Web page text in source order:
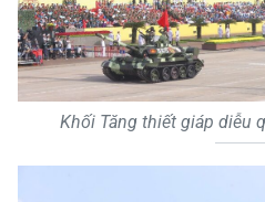
Khối Tăng thiết giáp diễu